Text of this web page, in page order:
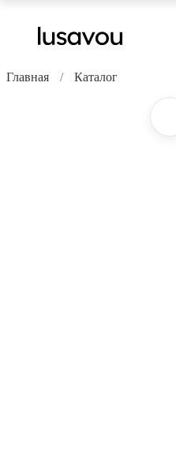
Главная Каталог